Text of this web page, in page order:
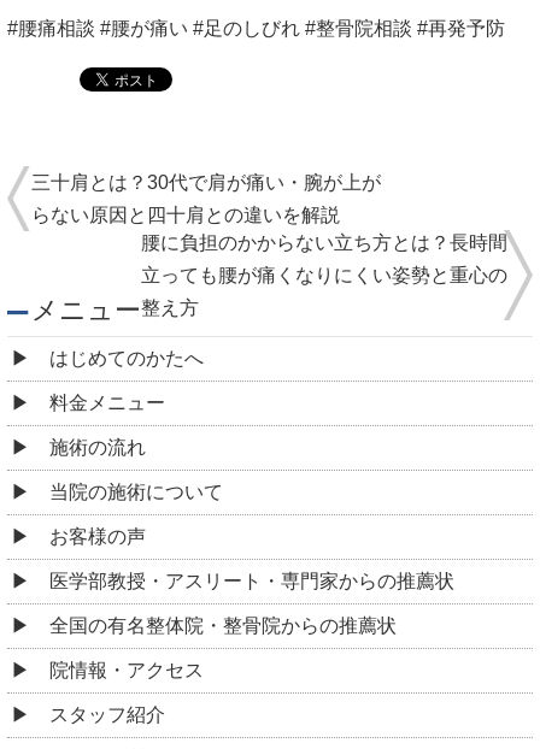
#腰痛相談 #腰が痛い #足のしびれ #整骨院相談 #再発予防
三十肩とは？30代で肩が痛い・腕が上が
らない原因と四十肩との違いを解説
腰に負担のかからない立ち方とは？長時間
立っても腰が痛くなりにくい姿勢と重心の
整え方
メニュー
はじめてのかたへ
料金メニュー
施術の流れ
当院の施術について
お客様の声
医学部教授・アスリート・専門家からの推薦状
全国の有名整体院・整骨院からの推薦状
院情報・アクセス
スタッフ紹介